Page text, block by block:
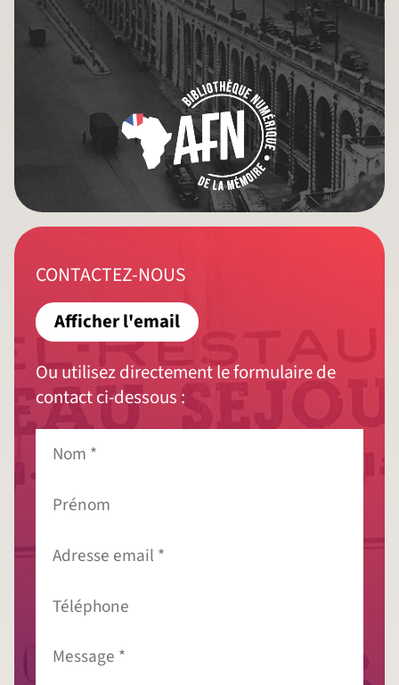
CONTACTEZ-NOUS
Afficher l'email
Ou utilisez directement le formulaire de
contact ci-dessous :
email